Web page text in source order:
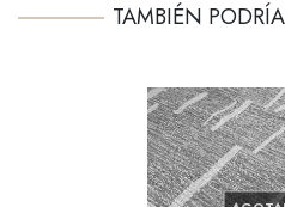
TAMBIÉN